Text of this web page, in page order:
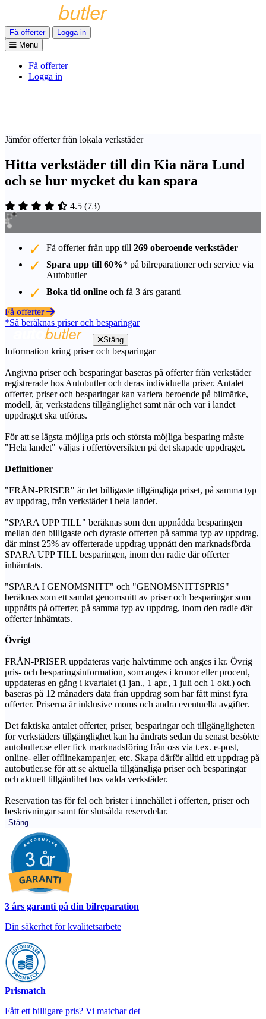
Få offerter
Logga in
Menu
Få offerter
Logga in
Jämför offerter från lokala verkstäder
Hitta verkstäder till din Kia nära Lund
och se hur mycket du kan spara
4.5 (73)
Få offerter från upp till 269 oberoende verkstäder
Spara upp till 60%* på bilreparationer och service via
Autobutler
Boka tid online och få 3 års garanti
Få offerter
*Så beräknas priser och besparingar
Stäng
Information kring priser och besparingar
Angivna priser och besparingar baseras på offerter från verkstäder
registrerade hos Autobutler och deras individuella priser. Antalet
offerter, priser och besparingar kan variera beroende på bilmärke,
modell, år, verkstadens tillgänglighet samt när och var i landet
uppdraget ska utföras.
För att se lägsta möjliga pris och största möjliga besparing måste
"Hela landet" väljas i offertöversikten på det skapade uppdraget.
Definitioner
"FRÅN-PRISER" är det billigaste tillgängliga priset, på samma typ
av uppdrag, från verkstäder i hela landet.
"SPARA UPP TILL" beräknas som den uppnådda besparingen
mellan den billigaste och dyraste offerten på samma typ av uppdrag,
där minst 25% av offerterade uppdrag uppnått den marknadsförda
SPARA UPP TILL besparingen, inom den radie där offerter
inhämtats.
"SPARA I GENOMSNITT" och "GENOMSNITTSPRIS"
beräknas som ett samlat genomsnitt av priser och besparingar som
uppnåtts på offerter, på samma typ av uppdrag, inom den radie där
offerter inhämtats.
Övrigt
FRÅN-PRISER uppdateras varje halvtimme och anges i kr. Övrig
pris- och besparingsinformation, som anges i kronor eller procent,
uppdateras en gång i kvartalet (1 jan., 1 apr., 1 juli och 1 okt.) och
baseras på 12 månaders data från uppdrag som har fått minst fyra
offerter. Priserna är inklusive moms och andra eventuella avgifter.
Det faktiska antalet offerter, priser, besparingar och tillgängligheten
för verkstäders tillgänglighet kan ha ändrats sedan du senast besökte
autobutler.se eller fick marknadsföring från oss via t.ex. e-post,
online- eller offlinekampanjer, etc. Skapa därför alltid ett uppdrag på
autobutler.se för att se aktuella tillgängliga priser och besparingar
och aktuell tillgänlihet hos valda verkstäder.
Reservation tas för fel och brister i innehållet i offerten, priser och
beskrivningar samt för slutsålda reservdelar.
Stäng
3 års garanti på din bilreparation
Din säkerhet för kvalitetsarbete
Prismatch
Fått ett billigare pris? Vi matchar det